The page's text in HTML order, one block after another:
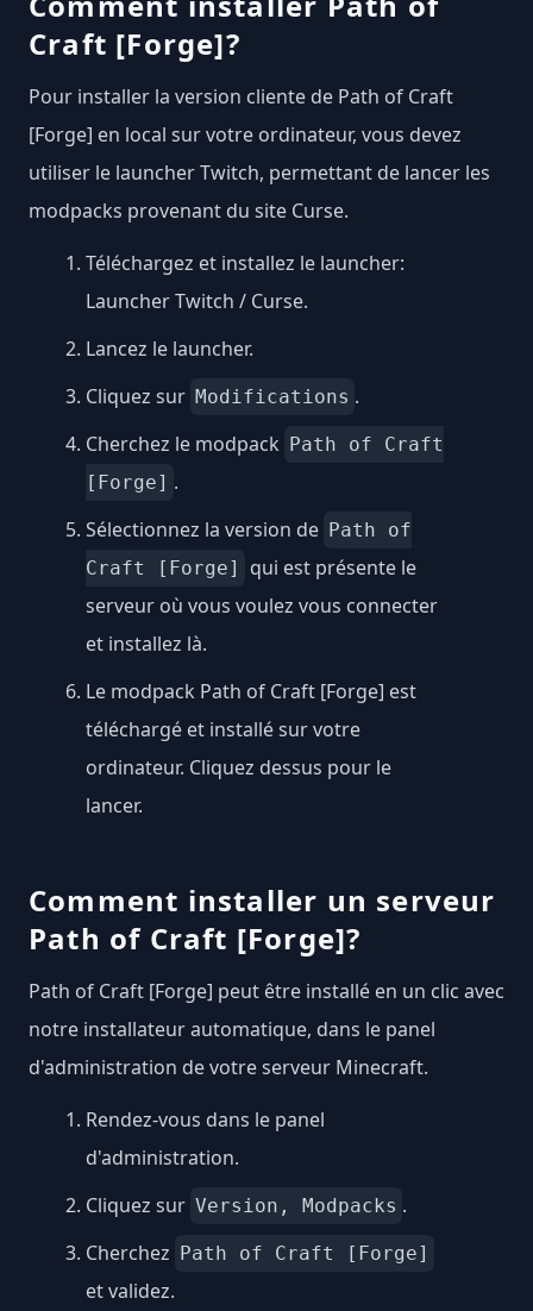
Craft [Forge]?
Pour installer la version cliente de Path of Craft
[Forge] en local sur votre ordinateur, vous devez
utiliser le launcher Twitch, permettant de lancer les
modpacks provenant du site Curse.
Téléchargez et installez le launcher:
Launcher Twitch / Curse.
Lancez le launcher.
Cliquez sur Modifications .
Cherchez le modpack
Path of Craft
[Forge] .
Sélectionnez la version de Path of
Craft [Forge]
qui est présente le
serveur où vous voulez vous connecter
et installez là.
Le modpack Path of Craft [Forge] est
téléchargé et installé sur votre
ordinateur. Cliquez dessus pour le
lancer.
Comment installer un serveur
Path of Craft [Forge]?
Path of Craft [Forge] peut être installé en un clic avec
notre installateur automatique, dans le panel
d'administration de votre serveur Minecraft.
Rendez-vous dans le panel
d'administration.
Cliquez sur Version, Modpacks .
Cherchez
Path of Craft [Forge]
et validez.